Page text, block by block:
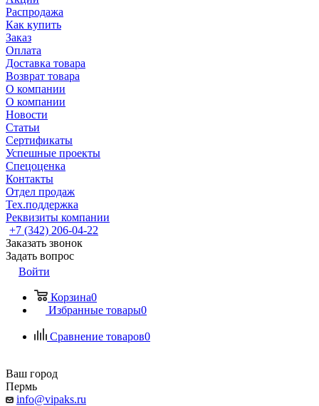
Распродажа
Как купить
Заказ
Оплата
Доставка товара
Возврат товара
О компании
О компании
Новости
Статьи
Сертификаты
Успешные проекты
Спецоценка
Контакты
Отдел продаж
Тех.поддержка
Реквизиты компании
+7 (342) 206-04-22
Заказать звонок
Задать вопрос
Войти
Корзина0
Избранные товары0
Сравнение товаров0
Ваш город
Пермь
info@vipaks.ru